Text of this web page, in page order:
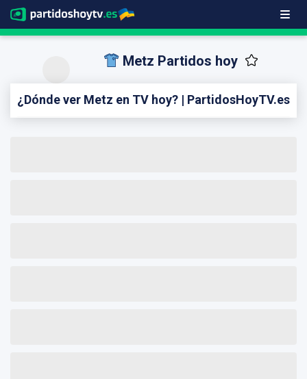
Metz Partidos hoy
¿Dónde ver Metz en TV hoy? | PartidosHoyTV.es